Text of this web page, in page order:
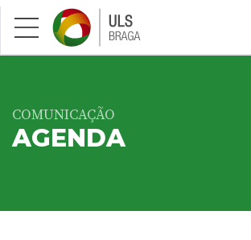
Saltar para conteúdo principal
COMUNICAÇÃO
AGENDA